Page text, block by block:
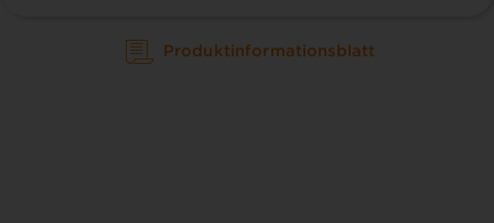
Produktinformationsblatt